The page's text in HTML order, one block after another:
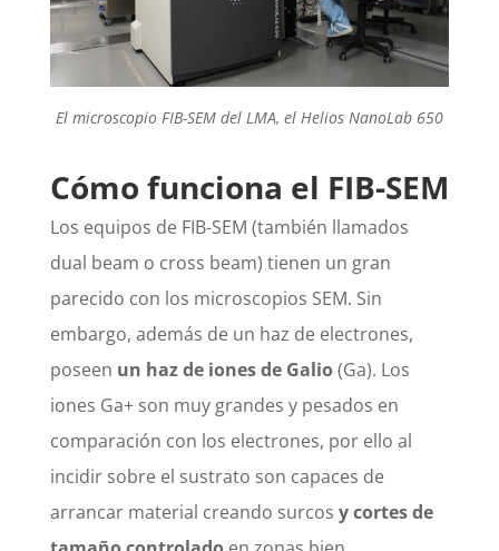
El microscopio FIB-SEM del LMA, el Helios NanoLab 650
Cómo funciona el FIB-SEM
Los equipos de FIB-SEM (también llamados
dual beam o cross beam) tienen un gran
parecido con los microscopios SEM. Sin
embargo, además de un haz de electrones,
poseen un haz de iones de Galio(Ga). Los
iones Ga+ son muy grandes y pesados en
comparación con los electrones, por ello al
incidir sobre el sustrato son capaces de
arrancar material creando surcos y cortes de